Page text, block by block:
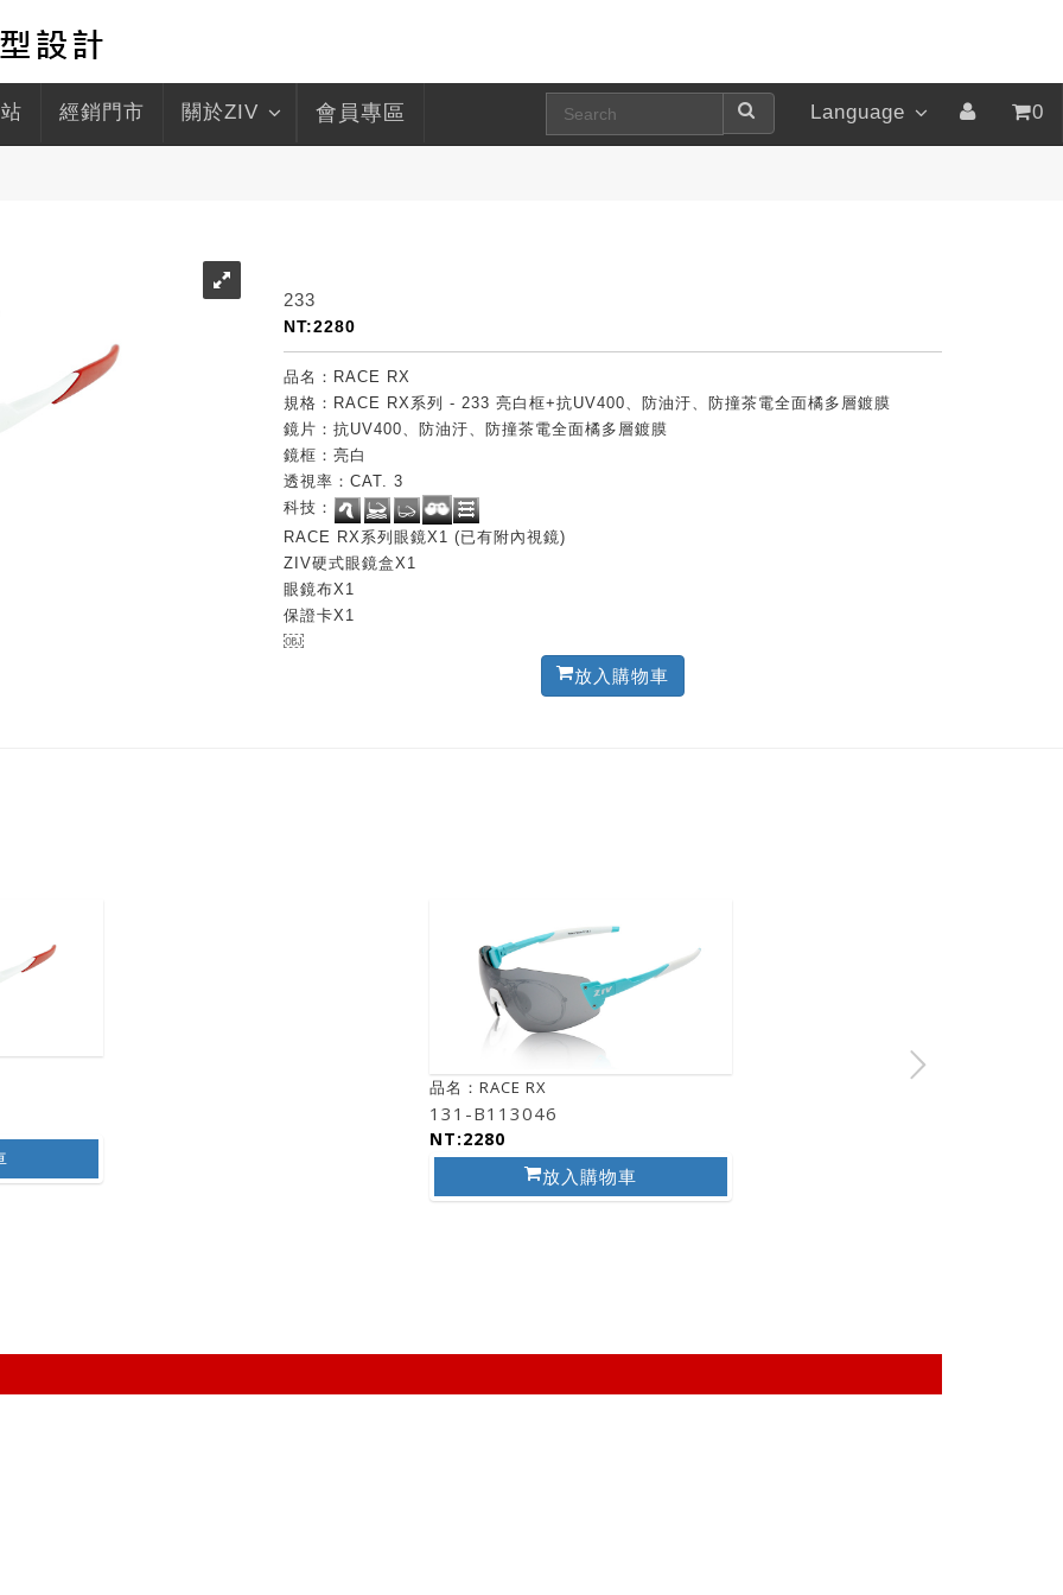
經銷門市 關於ZIV 會員專區 Language 0
233
NT:2280
品名：RACE RX
規格：RACE RX系列 - 233 亮白框+抗UV400、防油汙、防撞茶電全面橘多層鍍膜
鏡片：抗UV400、防油汙、防撞茶電全面橘多層鍍膜
鏡框：亮白
透視率：CAT. 3
科技：
RACE RX系列眼鏡X1 (已有附內視鏡)
ZIV硬式眼鏡盒X1
眼鏡布X1
保證卡X1
￼
放入購物車
品名：RACE RX
131-B113046
NT:2280
放入購物車